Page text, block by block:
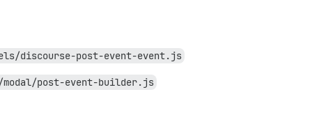
discourse-post-event-event.js
modal/post-event-builder.js